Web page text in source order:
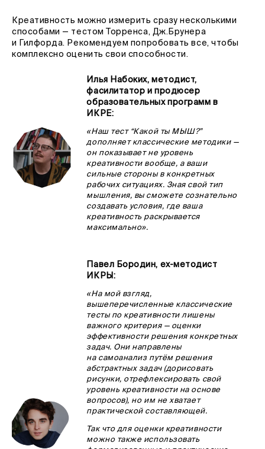
Креативность можно измерить сразу несколькими
способами — тестом Торренса, Дж.Брунера
и Гилфорда. Рекомендуем попробовать все, чтобы
комплексно оценить свои способности.
Илья Набоких, методист,
фасилитатор и продюсер
образовательных программ в
ИКРЕ:
«Наш тест “Какой ты МЫШ?”
дополняет классические методики —
он показывает не уровень
креативности вообще, а ваши
сильные стороны в конкретных
рабочих ситуациях. Зная свой тип
мышления, вы сможете сознательно
создавать условия, где ваша
креативность раскрывается
максимально».
Павел Бородин, ex-методист
ИКРЫ :
«На мой взгляд,
вышеперечисленные классические
тесты по креативности лишены
важного критерия — оценки
эффективности решения конкретных
задач. Они направлены
на самоанализ путём решения
абстрактных задач (дорисовать
рисунки, отрефлексировать свой
уровень креативности на основе
вопросов), но им не хватает
практической составляющей.
Так что для оценки креативности
можно также использовать